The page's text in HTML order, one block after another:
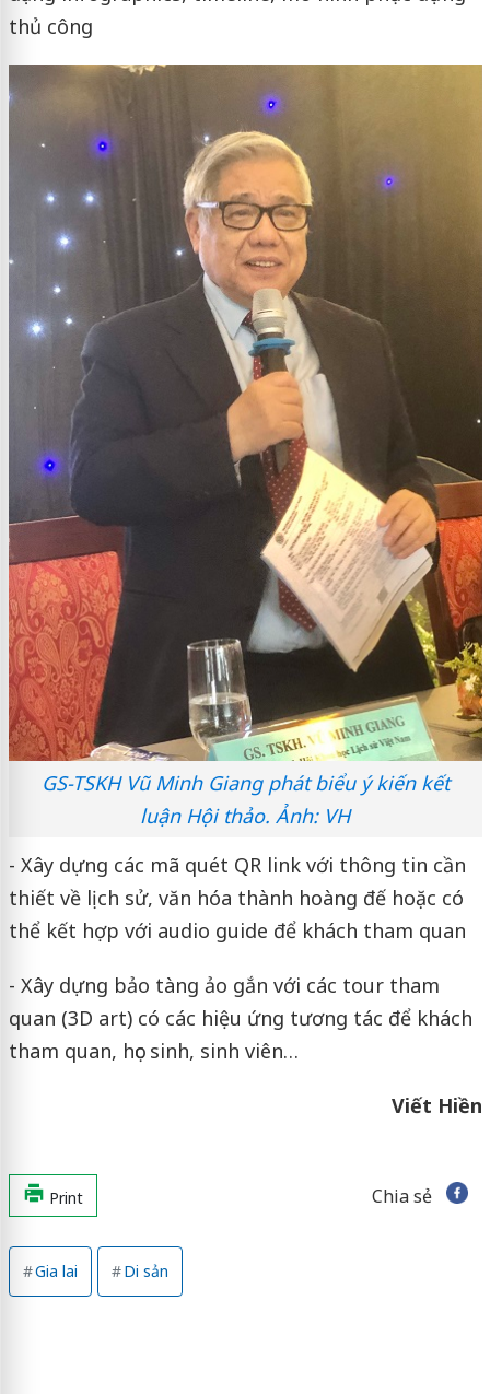
thủ công
GS-TSKH Vũ Minh Giang phát biểu ý kiến kết
luận Hội thảo. Ảnh: VH
- Xây dựng các mã quét QR link với thông tin cần
thiết về lịch sử, văn hóa thành hoàng đế hoặc có
thể kết hợp với audio guide để khách tham quan
- Xây dựng bảo tàng ảo gắn với các tour tham
quan (3D art) có các hiệu ứng tương tác để khách
tham quan, học sinh, sinh viên…
Viết Hiền
Print Chia sẻ
Gia lai Di sản